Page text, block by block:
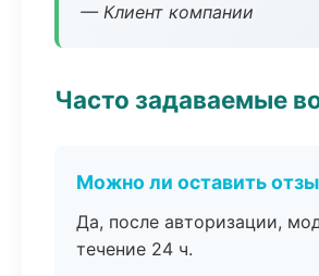
— Клиент компании
Часто задаваемые
Можно ли оставить
Да, после авторизации,
течение 24 ч.